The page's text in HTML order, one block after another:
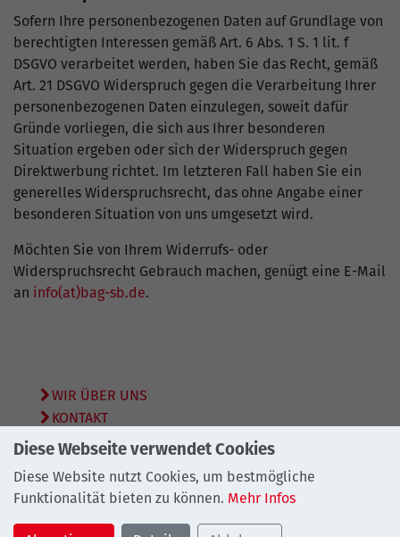
Sofern Ihre personenbezogenen Daten auf Grundlage von
berechtigten Interessen gemäß Art. 6 Abs. 1 S. 1 lit. f
DSGVO verarbeitet werden, haben Sie das Recht, gemäß
Art. 21 DSGVO Widerspruch gegen die Verarbeitung Ihrer
personenbezogenen Daten einzulegen, soweit dafür
Gründe vorliegen, die sich aus Ihrer besonderen
Situation ergeben oder sich der Widerspruch gegen
Direktwerbung richtet. Im letzteren Fall haben Sie ein
generelles Widerspruchsrecht, das ohne Angabe einer
besonderen Situation von uns umgesetzt wird.
Möchten Sie von Ihrem Widerrufs- oder
Widerspruchsrecht Gebrauch machen, genügt eine E-Mail
an info(at)bag-sb.de.
WIR ÜBER UNS
KONTAKT
SITEMAP
IMPRESSUM
© 2026Bundesarbeitsgemeinschaft Schuldnerberatung
Diese Webseite verwendet Cookies
Diese Website nutzt Cookies, um bestmögliche
Funktionalität bieten zu können. Mehr Infos